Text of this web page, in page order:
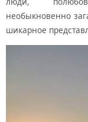
необыкновенно
шикарное